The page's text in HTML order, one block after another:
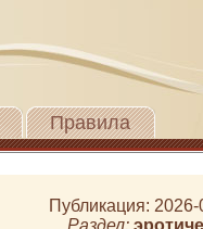
Правила
Публикация:
Раздел: